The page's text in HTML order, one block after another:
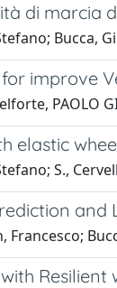
di marcia
Bucca,
improve
PAOLO
elastic
S.,
and
Francesco;
Resilient